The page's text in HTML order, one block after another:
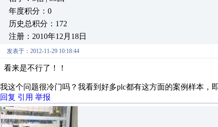
年度积分：0
历史总积分：172
注册：2010年12月18日
发表于：2012-11-29 10:18:44
看来是不行了！！
我这个问题很冷门吗？我看到好多plc都有这方面的案例样本，
回复 引用 举报